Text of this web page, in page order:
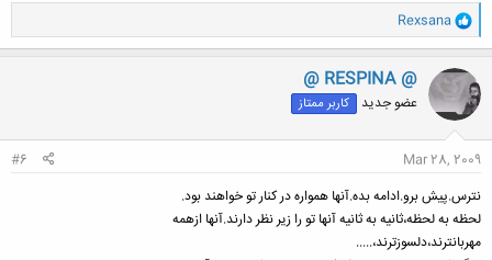
و
ا
ک
ن
ش
ه
ا
Rexsana
@ RESPINA @
عضو جدید کاربر ممتاز
Mar 28, 2009
#6
نترس.پیش برو.ادامه بده.آنها همواره در کنار تو خواهند بود.
لحظه به لحظه،ثانیه به ثانیه آنها تو را زیر نظر دارند.آنها ازهمه
مهربانترند،دلسوزترند،.....